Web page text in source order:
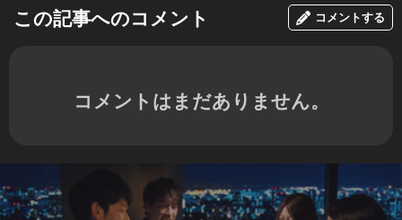
この記事へのコメント コメントする
コメントはまだありません。